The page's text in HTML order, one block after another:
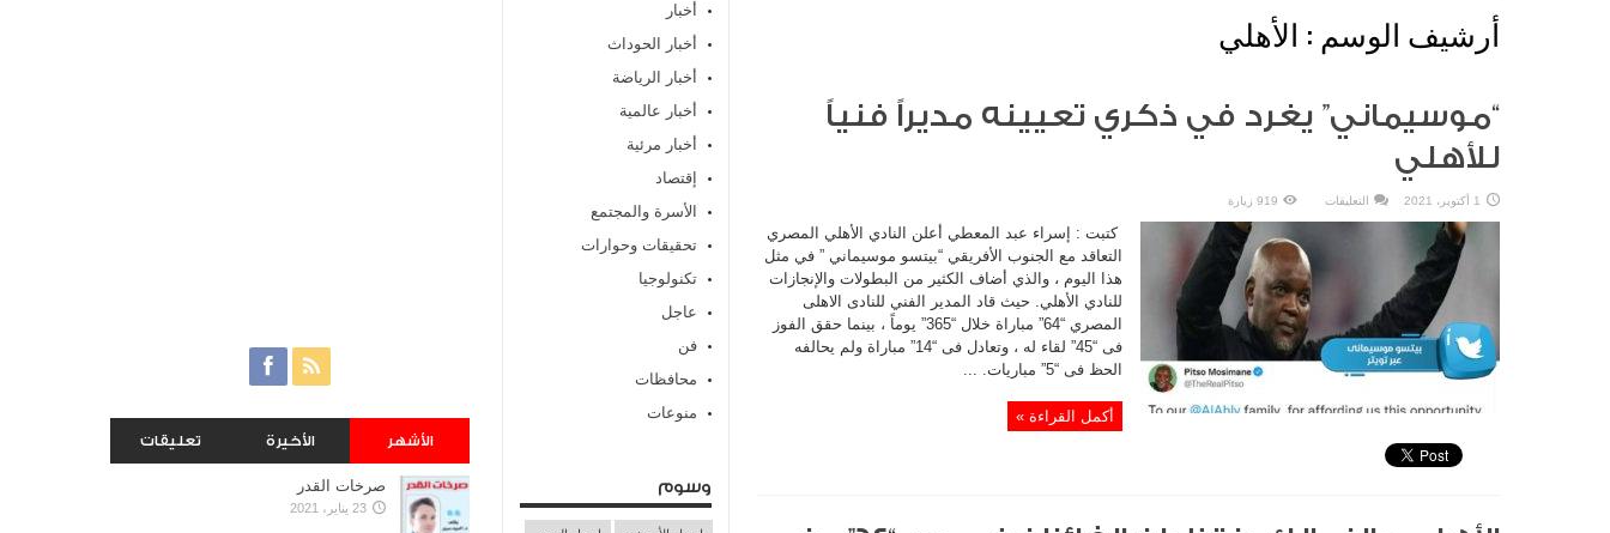
أرشيف الوسم : الأهلي
“موسيماني” يغرد في ذكري تعيينه مديراً فنياً
للأهلي
1 أكتوبر، 2021 التعليقات
يغرد
ذكري
تعيينه
مديراً
فنياً
للأهلي
مغلقة
919 زيارة
كتبت : إسراء عبد المعطي أعلن النادي الأهلي المصري
التعاقد مع الجنوب الأفريقي “بيتسو موسيماني ” في مثل
هذا اليوم ، والذي أضاف الكثير من البطولات والإنجازات
للنادي الأهلي. حيث قاد المدير الفني للنادى الاهلى
المصري “64” مباراة خلال “365” يوماً ، بينما حقق الفوز
فى “45” لقاء له ، وتعادل فى “14” مباراة ولم يحالفه
الحظ فى “5” مباريات. ...
أكمل القراءة »
أخبار
أخبار الحوداث
أخبار الرياضة
أخبار عالمية
أخبار مرئية
إقتصاد
الأسرة والمجتمع
تحقيقات وحوارات
تكنولوجيا
عاجل
فن
محافظات
منوعات
وسوم
الأشهر الأخيرة تعليقات
صرخات القدر
23 يناير، 2021